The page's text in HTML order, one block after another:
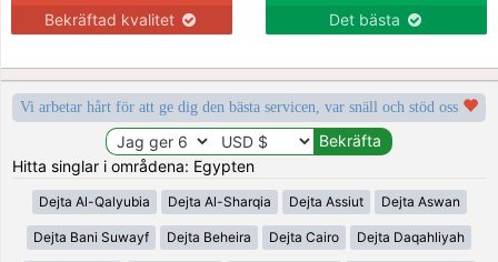
Bekräftad kvalitet Det bästa
Vi arbetar hårt för att ge dig den bästa servicen, var snäll och stöd oss
Hitta singlar i områdena: Egypten
Dejta Al-Qalyubia Dejta Al-Sharqia Dejta Assiut Dejta Aswan
Dejta Bani Suwayf Dejta Beheira Dejta Cairo Dejta Daqahliyah